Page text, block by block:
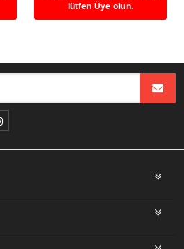
lütfen Üye olun.